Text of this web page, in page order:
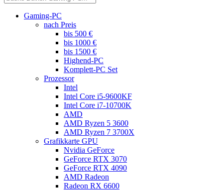
Gaming-PC
nach Preis
bis 500 €
bis 1000 €
bis 1500 €
Highend-PC
Komplett-PC Set
Prozessor
Intel
Intel Core i5-9600KF
Intel Core i7-10700K
AMD
AMD Ryzen 5 3600
AMD Ryzen 7 3700X
Grafikkarte GPU
Nvidia GeForce
GeForce RTX 3070
GeForce RTX 4090
AMD Radeon
Radeon RX 6600